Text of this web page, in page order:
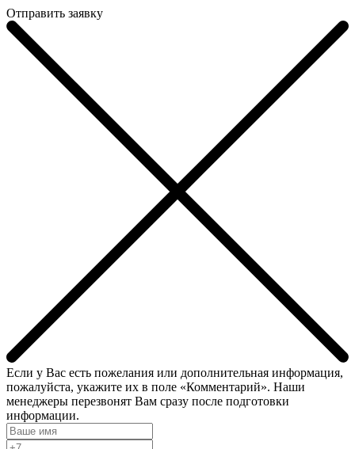
Отправить заявку
Если у Вас есть пожелания или дополнительная информация,
пожалуйста, укажите их в поле «Комментарий». Наши
менеджеры перезвонят Вам сразу после подготовки
информации.